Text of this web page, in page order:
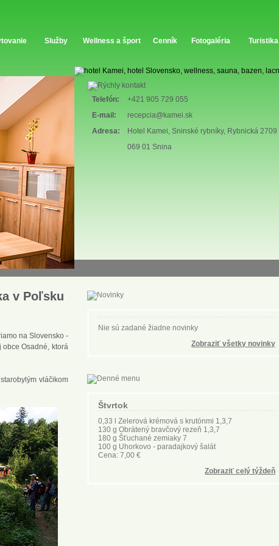
Služby Wellness a šport Cenník Fotogaléria Turistika
Telefón:
+421 905 729 055
E-mail:
recepcia@kamei.sk
Adresa:
Hotel Kamei, Sninské rybníky, Rybnická 2709
069 01 Snina
v Poľsku
na Slovensko -
obce Osadné, ktorá
vláčikom
Nie sú zadané žiadne novinky
Zobraziť všetky novinky
Štvrtok
0,33 l Zelerová krémová s krutónmi 1,3,7
130 g Obrátený bravčový rezeň 1,3,7
180 g Šťuchané zemiaky 7
100 g Uhorkovo - paradajkový šalát
Cena: 7,00 €
Zobraziť celý týždeň